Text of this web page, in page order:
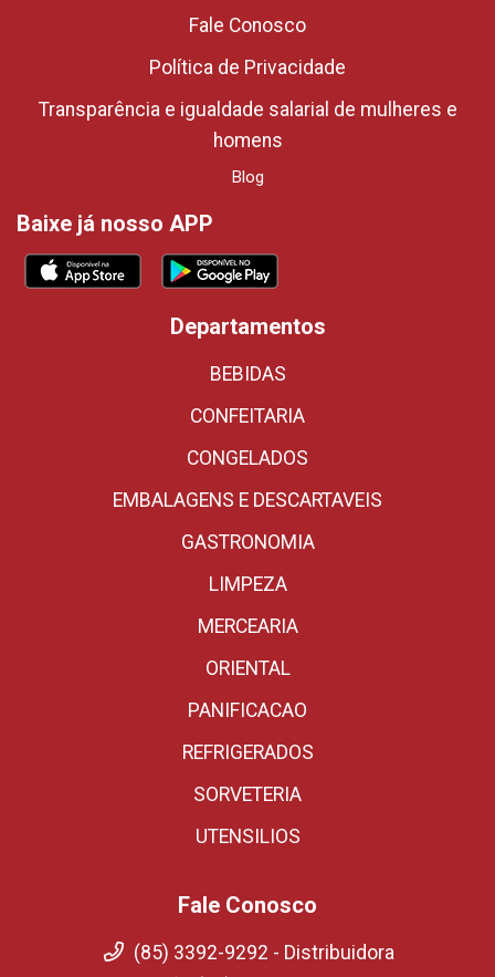
Fale Conosco
Política de Privacidade
Transparência e igualdade salarial de mulheres e
homens
Blog
Baixe já nosso APP
Departamentos
BEBIDAS
CONFEITARIA
CONGELADOS
EMBALAGENS E DESCARTAVEIS
GASTRONOMIA
LIMPEZA
MERCEARIA
ORIENTAL
PANIFICACAO
REFRIGERADOS
SORVETERIA
UTENSILIOS
Fale Conosco
(85) 3392-9292 - Distribuidora